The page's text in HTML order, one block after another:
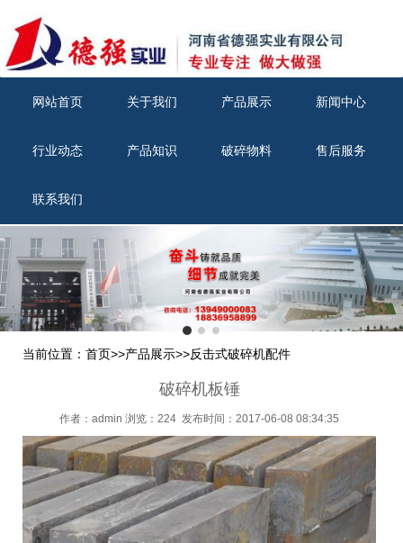
网站首页 关于我们 产品展示 新闻中心
行业动态 产品知识 破碎物料 售后服务
联系我们
当前位置： 首页>>产品展示>>反击式破碎机配件
破碎机板锤
作者： admin 浏览：224 发布时间：2017-06-08 08:34:35